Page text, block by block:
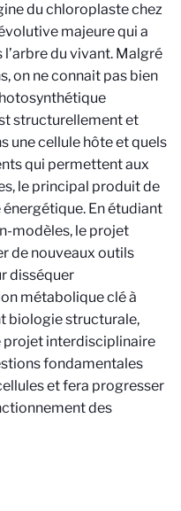
du chloroplaste chez
majeure qui a
du vivant. Malgré
on ne connait pas bien
structurellement et
une cellule hôte et quels
qui permettent aux
le principal produit de
En étudiant
modèles, le projet
de nouveaux outils
disséquer
métabolique clé à
biologie structurale,
projet interdisciplinaire
fondamentales
et fera progresser
des